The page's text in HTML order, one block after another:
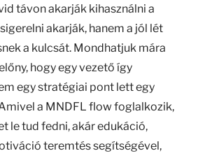
távon akarják kihasználni a
akarják, hanem a jól lét
a kulcsát. Mondhatjuk mára
hogy egy vezető így
egy stratégiai pont lett egy
a MNDFL flow foglalkozik,
le tud fedni, akár edukáció,
teremtés segítségével,